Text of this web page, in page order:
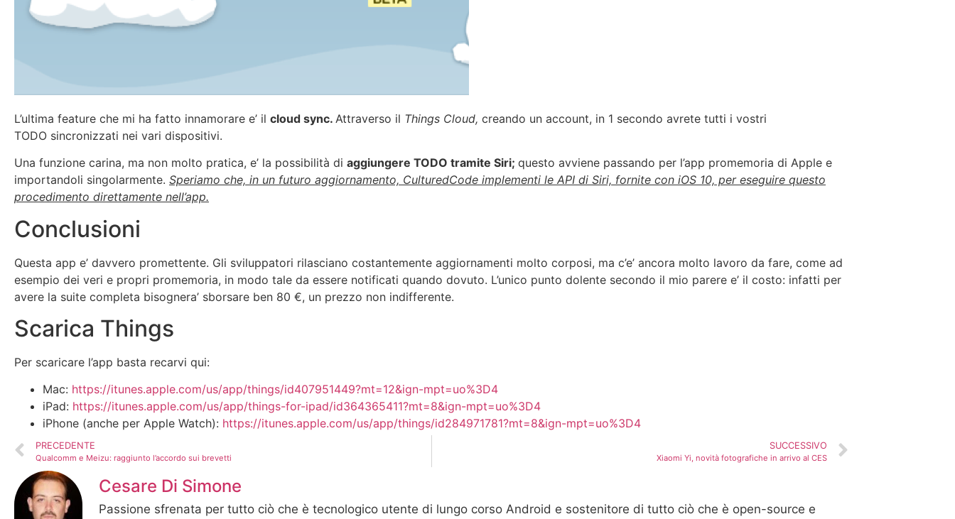
L’ultima feature che mi ha fatto innamorare e’ il cloud sync. Attraverso il Things Cloud, creando un account, in 1 secondo avrete tutti i vostri
TODO sincronizzati nei vari dispositivi.
Una funzione carina, ma non molto pratica, e’ la possibilità di aggiungere TODO tramite Siri; questo avviene passando per l’app promemoria di Apple e
importandoli singolarmente. Speriamo che, in un futuro aggiornamento, CulturedCode implementi le API di Siri, fornite con iOS 10, per eseguire questo
procedimento direttamente nell’app.
Conclusioni
Questa app e’ davvero promettente. Gli sviluppatori rilasciano costantemente aggiornamenti molto corposi, ma c’e’ ancora molto lavoro da fare, come ad
esempio dei veri e propri promemoria, in modo tale da essere notificati quando dovuto. L’unico punto dolente secondo il mio parere e’ il costo: infatti per
avere la suite completa bisognera’ sborsare ben 80 €, un prezzo non indifferente.
Scarica Things
Per scaricare l’app basta recarvi qui:
Mac: https://itunes.apple.com/us/app/things/id407951449?mt=12&ign-mpt=uo%3D4
iPad: https://itunes.apple.com/us/app/things-for-ipad/id364365411?mt=8&ign-mpt=uo%3D4
iPhone (anche per Apple Watch): https://itunes.apple.com/us/app/things/id284971781?mt=8&ign-mpt=uo%3D4
PRECEDENTE
Qualcomm e Meizu: raggiunto l’accordo sui brevetti
SUCCESSIVO
Xiaomi Yi, novità fotografiche in arrivo al CES
Cesare Di Simone
Passione sfrenata per tutto ciò che è tecnologico utente di lungo corso Android e sostenitore di tutto ciò che è open-source e